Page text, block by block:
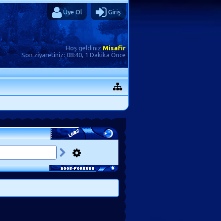
Üye Ol Giriş
Hoş geldiniz Misafir
Son ziyaretiniz:08:40, 1 Dakika Önce